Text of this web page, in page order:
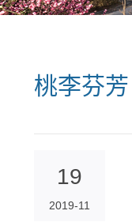
桃李芬芳
19
2019-11